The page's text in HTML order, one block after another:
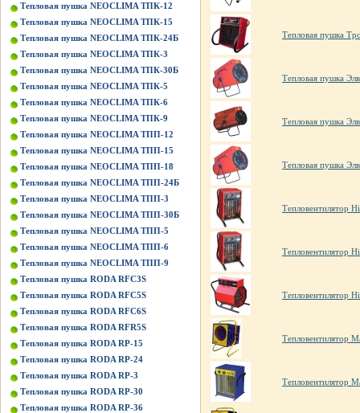
Тепловая пушка NEOCLIMA ТПК-12
Тепловая пушка NEOCLIMA ТПК-15
Тепловая пушка NEOCLIMA ТПК-24Б
Тепловая пушка NEOCLIMA ТПК-3
Тепловая пушка NEOCLIMA ТПК-30Б
Тепловая пушка NEOCLIMA ТПК-5
Тепловая пушка NEOCLIMA ТПК-6
Тепловая пушка NEOCLIMA ТПК-9
Тепловая пушка NEOCLIMA ТПП-12
Тепловая пушка NEOCLIMA ТПП-15
Тепловая пушка NEOCLIMA ТПП-18
Тепловая пушка NEOCLIMA ТПП-24Б
Тепловая пушка NEOCLIMA ТПП-3
Тепловая пушка NEOCLIMA ТПП-30Б
Тепловая пушка NEOCLIMA ТПП-5
Тепловая пушка NEOCLIMA ТПП-6
Тепловая пушка NEOCLIMA ТПП-9
Тепловая пушка RODA RFC3S
Тепловая пушка RODA RFC5S
Тепловая пушка RODA RFC6S
Тепловая пушка RODA RFR5S
Тепловая пушка RODA RP-15
Тепловая пушка RODA RP-24
Тепловая пушка RODA RP-3
Тепловая пушка RODA RP-30
Тепловая пушка RODA RP-36
Тепловая пушка
Тепловая пушка
Тепловая пушка
Тепловая пушка
Тепловентилятор
Тепловентилятор
Тепловентилятор
Тепловентилятор
Тепловентилятор